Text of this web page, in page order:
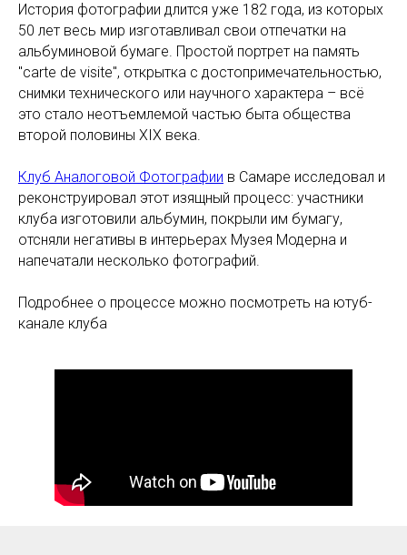
История фотографии длится уже 182 года, из которых
50 лет весь мир изготавливал свои отпечатки на
альбуминовой бумаге. Простой портрет на память
"carte de visite", открытка с достопримечательностью,
снимки технического или научного характера – всё
это стало неотъемлемой частью быта общества
второй половины XIX века.
Клуб Аналоговой Фотографии в Самаре исследовал и
реконструировал этот изящный процесс: участники
клуба изготовили альбумин, покрыли им бумагу,
отсняли негативы в интерьерах Музея Модерна и
напечатали несколько фотографий.
Подробнее о процессе можно посмотреть на ютуб-
канале клуба